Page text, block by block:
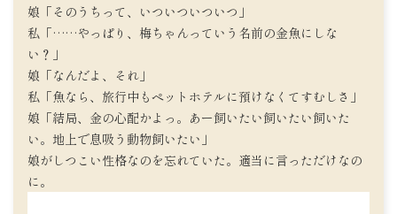
娘「そのうちって、いついついついつ」
私「……やっぱり、梅ちゃんっていう名前の金魚にしな
い？」
娘「なんだよ、それ」
私「魚なら、旅行中もペットホテルに預けなくてすむしさ」
娘「結局、金の心配かよっ。あー飼いたい飼いたい飼いた
い。地上で息吸う動物飼いたい」
娘がしつこい性格なのを忘れていた。適当に言っただけなの
に。